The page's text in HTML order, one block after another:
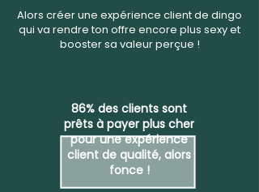
Alors créer une expérience client de dingo
qui va rendre ton offre encore plus sexy et
booster sa valeur perçue !
86% des clients sont
prêts à payer plus cher
pour une expérience
client de qualité, alors
fonce !